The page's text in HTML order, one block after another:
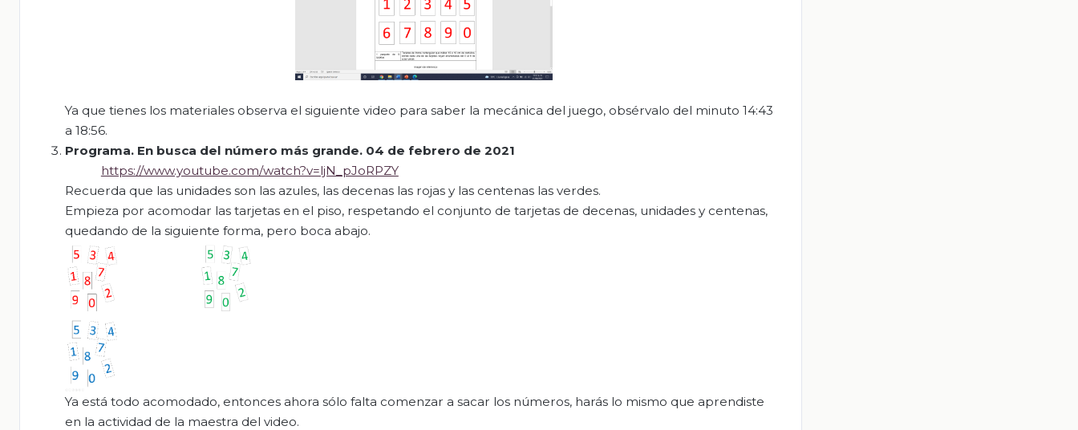
Ya que tienes los materiales observa el siguiente video para saber la mecánica del juego, obsérvalo del minuto 14:43
a 18:56.
Programa. En busca del número más grande. 04 de febrero de 2021
https://www.youtube.com/watch?v=ljN_pJoRPZY
Recuerda que las unidades son las azules, las decenas las rojas y las centenas las verdes.
Empieza por acomodar las tarjetas en el piso, respetando el conjunto de tarjetas de decenas, unidades y centenas,
quedando de la siguiente forma, pero boca abajo.
Ya está todo acomodado, entonces ahora sólo falta comenzar a sacar los números, harás lo mismo que aprendiste
en la actividad de la maestra del video.